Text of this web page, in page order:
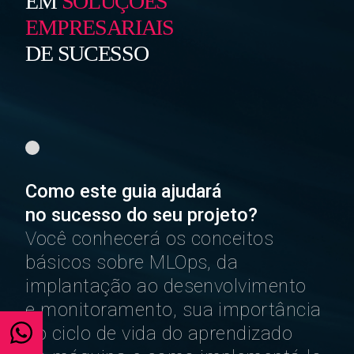
EMPRESARIAIS
DE SUCESSO
Como este guia ajudará
no sucesso do seu projeto?
Você conhecerá os conceitos
básicos sobre MLOps, da
implantação ao desenvolvimento
e monitoramento, sua importância
no ciclo de vida do aprendizado